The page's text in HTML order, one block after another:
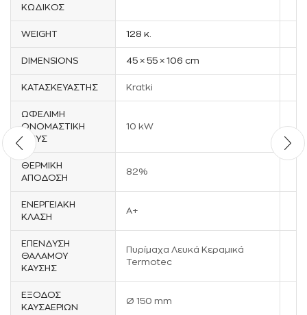
ΚΩΔΙΚΌΣ
WEIGHT 128 κ.
DIMENSIONS 45 × 55 × 106 cm
ΚΑΤΑΣΚΕΥΑΣΤΉΣ Kratki
ΩΦΈΛΙΜΗ
ΟΝΟΜΑΣΤΙΚΉ
ΙΣΧΎΣ
10 kW
ΘΕΡΜΙΚΉ
ΑΠΌΔΟΣΗ
82%
ΕΝΕΡΓΕΙΑΚΉ
ΚΛΆΣΗ
A+
ΕΠΈΝΔΥΣΗ
ΘΑΛΆΜΟΥ
ΚΑΎΣΗΣ
Πυρίμαχα Λευκά Κεραμικά
Termotec
ΈΞΟΔΟΣ
ΚΑΥΣΑΕΡΊΩΝ
Ø 150 mm